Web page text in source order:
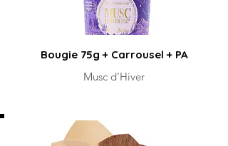
Bougie 75g + Carrousel + PA
Musc d'Hiver